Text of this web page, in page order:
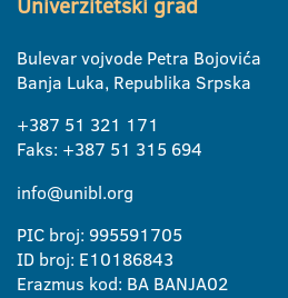
Univerzitetski grad
Bulevar vojvode Petra Bojovića
Banja Luka, Republika Srpska
+387 51 321 171
Faks: +387 51 315 694
info@unibl.org
PIC broj: 995591705
ID broj: E10186843
Erazmus kod: BA BANJA02